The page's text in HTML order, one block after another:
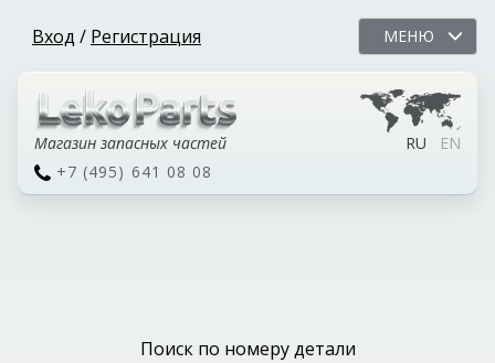
Вход / Регистрация МЕНЮ
Магазин запасных частей RU
EN
+7 (495) 641 08 08
Поиск по номеру детали